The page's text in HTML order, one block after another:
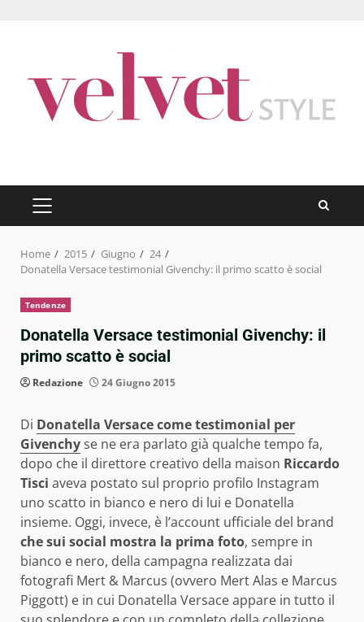
PRIMARY
MENU
Home 2015 Giugno
24
Donatella Versace testimonial Givenchy: il primo scatto è social
Tendenze
Donatella Versace testimonial Givenchy: il
primo scatto è social
Redazione 24 Giugno 2015
Di Donatella Versace come testimonial per
Givenchyse ne era parlato già qualche tempo fa,
dopo che il direttore creativo della maison Riccardo
Tisci aveva postato sul proprio profilo Instagram
uno scatto in bianco e nero di lui e Donatella
insieme. Oggi, invece, è l’account ufficiale del brand
che sui social mostra la prima foto, sempre in
bianco e nero, della campagna realizzata dai
fotografi Mert & Marcus (ovvero Mert Alas e Marcus
Piggott) e in cui Donatella Versace appare in tutto il